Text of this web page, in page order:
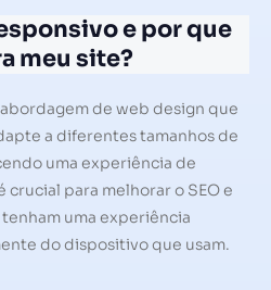
e por que
meu site?
de web design que
a diferentes tamanhos de
uma experiência de
crucial para melhorar o SEO e
uma experiência
do dispositivo que usam.